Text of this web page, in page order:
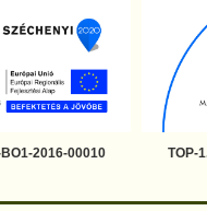
2016-00010 TOP-